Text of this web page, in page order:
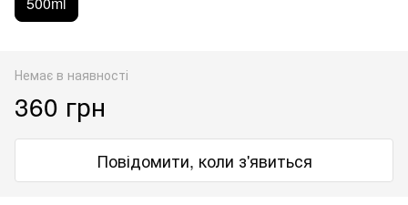
Немає в наявності
360 грн
Повідомити, коли з'явиться